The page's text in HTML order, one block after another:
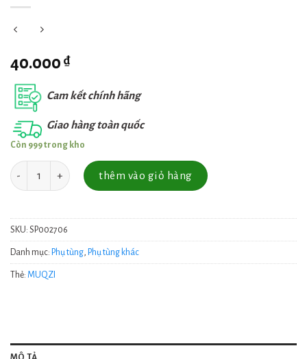
40.000 ₫
Cam kết chính hãng
Giao hàng toàn quốc
Còn 999 trong kho
Số lượng
thêm vào giỏ hàng
SKU: SP002706
Danh mục: Phụ tùng, Phụ tùng khác
Thẻ: MUQZI